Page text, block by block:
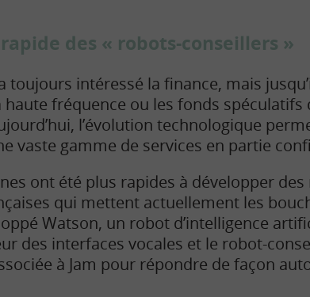
des « robots-conseillers »
toujours intéressé la finance, mais
haute fréquence ou les fonds spéculatifs
l’évolution technologique
vaste gamme de services en partie
ont été plus rapides à développer
qui mettent actuellement les
Watson, un robot d’intelligence
des interfaces vocales et le robot-
à Jam pour répondre de façon